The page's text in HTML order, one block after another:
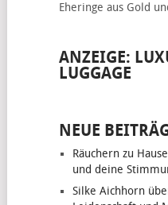
Eheringe aus Gold
ANZEIGE:
LUGGAGE
NEUE
Räuchern zu
und deine
Silke Aichhorn